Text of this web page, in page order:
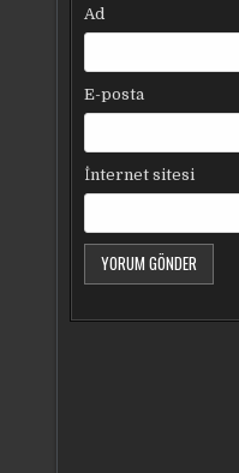
Ad
E-posta
İnternet sitesi